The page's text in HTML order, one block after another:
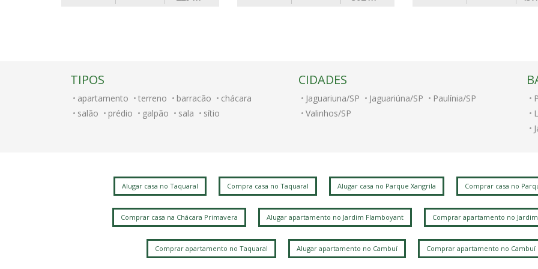
TIPOS
apartamento terreno barracão
chácara
salão
prédio galpão sala sítio
CIDADES
Jaguariuna/SP Jaguariúna/SP
Paulínia/SP
Valinhos/SP
Alugar casa no Taquaral Compra casa no Taquaral Alugar casa no Parque Xangrila Comprar casa no
Comprar casa na Chácara Primavera Alugar apartamento no Jardim Flamboyant Comprar apartamento no
Comprar apartamento no Taquaral Alugar apartamento no Cambuí Comprar apartamento no Cambuí